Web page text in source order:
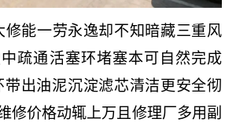
修能一劳永逸却不知暗藏三重风
疏通活塞环堵塞本可自然完成
出油泥沉淀滤芯清洁更安全彻
修价格动辄上万且修理厂多用副